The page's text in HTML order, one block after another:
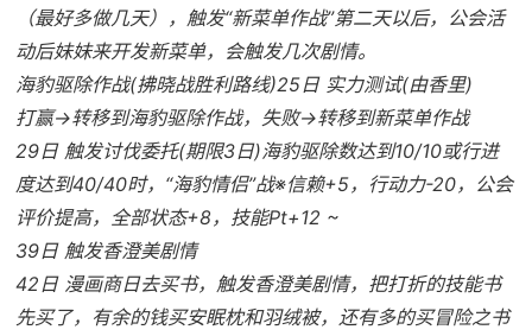
（最好多做几天），触发“新菜单作战”第二天以后，公会活
动后妹妹来开发新菜单，会触发几次剧情。
海豹驱除作战(拂晓战胜利路线)25日 实力测试(由香里)
打赢→转移到海豹驱除作战，失败→转移到新菜单作战
29日 触发讨伐委托(期限3日)海豹驱除数达到10/10或行进
度达到40/40时，“海豹情侣”战※信赖+5，行动力-20，公会
评价提高，全部状态+8，技能Pt+12 ~
39日 触发香澄美剧情
42日 漫画商日去买书，触发香澄美剧情，把打折的技能书
先买了，有余的钱买安眠枕和羽绒被，还有多的买冒险之书